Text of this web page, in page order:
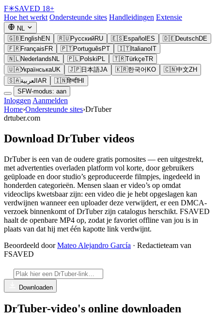
F✳SAVED 18+
Hoe het werkt Ondersteunde sites Handleidingen Extensie
NL
🇬🇧EnglishEN 🇷🇺РусскийRU 🇪🇸Español ES 🇩🇪DeutschDE
🇫🇷Français FR 🇵🇹Português PT 🇮🇹Italiano IT
🇳🇱Nederlands NL 🇵🇱Polski PL 🇹🇷TürkçeTR
🇺🇦УкраїнськаUK 🇯🇵日本語JA 🇰🇷한국어 KO 🇨🇳中文ZH
🇸🇦العربية AR 🇮🇳हिन्दीHI
SFW-modus: aan
Inloggen Aanmelden
Home›Ondersteunde sites›DrTuber
drtuber.com
Download DrTuber videos
DrTuber is een van de oudere gratis pornosites — een uitgestrekt,
met advertenties overladen platform vol korte, door gebruikers
geüploade en door studio’s geproduceerde filmpjes, ingedeeld in
honderden categorieën. Mensen slaan er video’s op omdat
videoclips kwetsbaar zijn: een video die je hebt opgeslagen kan
verdwijnen wanneer een uploader deze verwijdert, er een DMCA-
verzoek binnenkomt of DrTuber zijn catalogus herschikt. FSAVED
haalt de openbare MP4 op, zodat je favoriet offline van jou is in
plaats van dat hij met één kapotte link verdwijnt.
Beoordeeld doorMateo Alejandro García · Redactieteam van
FSAVED
Downloaden
DrTuber-video's online downloaden